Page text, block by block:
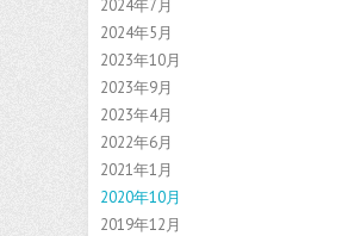
2024年7月
2024年5月
2023年10月
2023年9月
2023年4月
2022年6月
2021年1月
2020年10月
2019年12月